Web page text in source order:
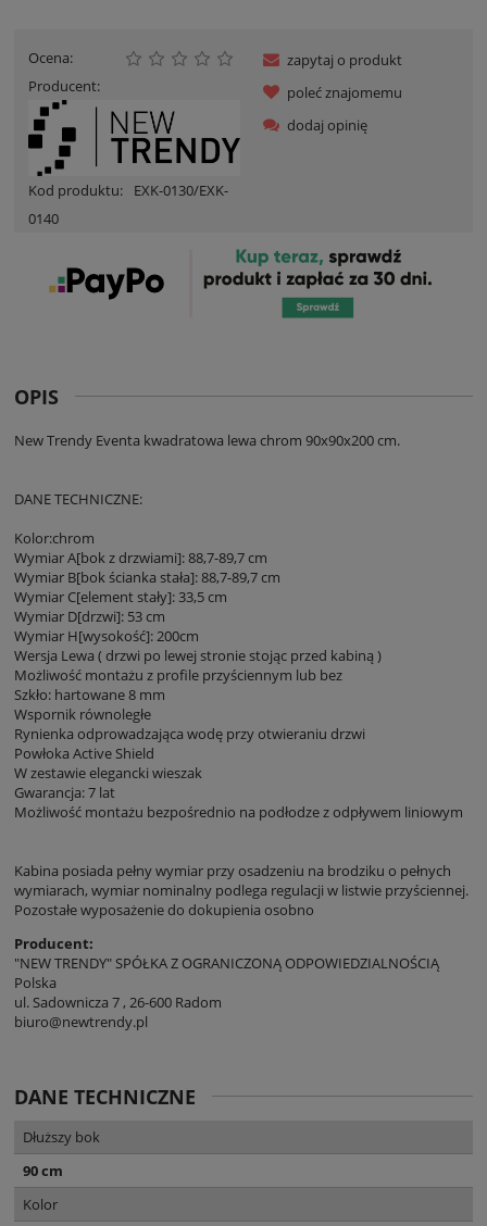
Ocena:
Producent:
Kod produktu:
EXK-0130/EXK-
0140
zapytaj o produkt
poleć znajomemu
dodaj opinię
OPIS
New Trendy Eventa kwadratowa lewa chrom 90x90x200 cm.
DANE TECHNICZNE:
Kolor:chrom
Wymiar A[bok z drzwiami]: 88,7-89,7 cm
Wymiar B[bok ścianka stała]: 88,7-89,7 cm
Wymiar C[element stały]: 33,5 cm
Wymiar D[drzwi]: 53 cm
Wymiar H[wysokość]: 200cm
Wersja Lewa ( drzwi po lewej stronie stojąc przed kabiną )
Możliwość montażu z profile przyściennym lub bez
Szkło: hartowane 8 mm
Wspornik równoległe
Rynienka odprowadzająca wodę przy otwieraniu drzwi
Powłoka Active Shield
W zestawie elegancki wieszak
Gwarancja: 7 lat
Możliwość montażu bezpośrednio na podłodze z odpływem liniowym
Kabina posiada pełny wymiar przy osadzeniu na brodziku o pełnych
wymiarach, wymiar nominalny podlega regulacji w listwie przyściennej.
Pozostałe wyposażenie do dokupienia osobno
Producent:
"NEW TRENDY" SPÓŁKA Z OGRANICZONĄ ODPOWIEDZIALNOŚCIĄ
Polska
ul. Sadownicza 7 , 26-600 Radom
biuro@newtrendy.pl
DANE TECHNICZNE
Dłuższy bok
90 cm
Kolor